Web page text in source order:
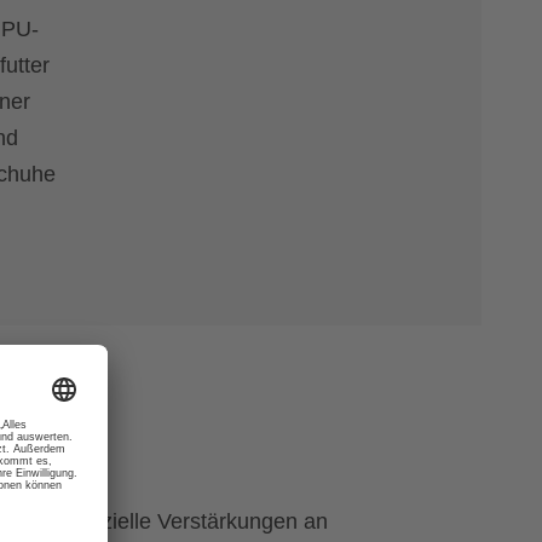
spezielle Verstärkungen an